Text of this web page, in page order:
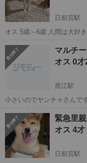
日前宮駅
オス 5歳～6歳 人間は大好
後も連絡取れる方。 譲渡
す。 高齢者、独身...
和歌山 日
マルチ
オス 0才
黒江駅
小さいのでヤンチャさんです 健康上問題はありませんが 風邪を引い
可愛がってくれる方 よろしくお願い
腹の虫下し医療費の...
和歌山 海南市 黒江
緊急里
オス 4才
日前宮駅